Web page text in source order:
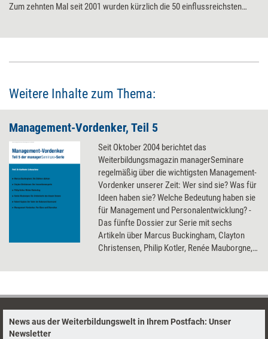
Zum zehnten Mal seit 2001 wurden kürzlich die 50 einflussreichsten
Weitere Inhalte zum Thema:
Management-Vordenker, Teil 5
Seit Oktober 2004 berichtet das
Weiterbildungsmagazin managerSeminare
regelmäßig über die wichtigsten Management-
Vordenker unserer Zeit: Wer sind sie? Was für
Ideen haben sie? Welche Bedeutung haben sie
für Management und Personalentwicklung? -
Das fünfte Dossier zur Serie mit sechs
Artikeln über Marcus Buckingham, Clayton
Christensen, Philip Kotler, Renée Mauborgne,
Management-Vordenker-Star des 21.
News aus der Weiterbildungswelt in Ihrem Postfach: Unser
Newsletter